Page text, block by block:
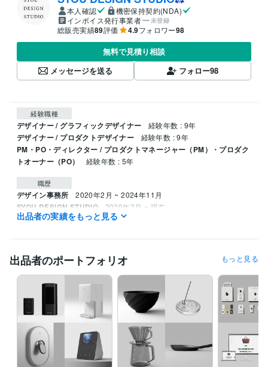
本人確認
機密保持契約(NDA)
インボイス発行事業者
未登録
総販売実績89評価 4.9フォロワー98
無料で見積り相談
メッセージを送る
フォロー98
経験職種
デザイナー / グラフィックデザイナー 経験年数 : 9年
デザイナー / プロダクトデザイナー 経験年数 : 9年
PM・PO・ディレクター / プロダクトマネージャー（PM）・プロダク
トオーナー（PO）
経験年数 : 5年
職歴
デザイン事務所 2020年2月 ~ 2024年11月
SYOU DESIGN STUDIO 2020年2月 ~ 現在
JID AWARD 2025 FRAME AWARD 2025 GOLD Tokyo Creative Sal
4 DESIGNART TOKYO 2023 KOJU DESIGN AWARD 2020
得意分野
デザイン制作 デザイン相談 プロダクト・製品デザイン
グラフィッ
ク・UIUXデザイン
商品企画・ブランディング
家電 ビジネス グラフィック 販売
インテリア
プロダクト
スタートアップ モダン
デザイン制作 空間デザイン
インテリア 商業施設 店舗設計 飲食業界
美容業界
ファッション業界
プロダクト業界
出品者の実績をもっと見る
出品者のポートフォリオ もっと見る